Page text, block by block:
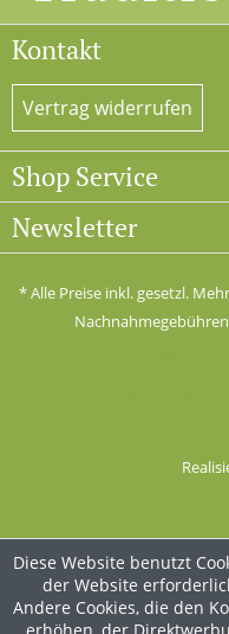
Kontakt
Vertrag widerrufen
Shop Service
Newsletter
* Alle Preise inkl. gesetzl.
Diese Website benutzt
der Website
Andere Cookies, die den